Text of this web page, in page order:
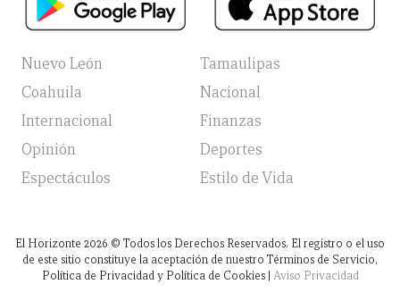
Nuevo León
Tamaulipas
Coahuila
Nacional
Internacional
Finanzas
Opinión
Deportes
Espectáculos
Estilo de Vida
El Horizonte 2026 © Todos los Derechos Reservados. El registro o el uso
de este sitio constituye la aceptación de nuestro Términos de Servicio,
Política de Privacidad y Política de Cookies | Aviso Privacidad